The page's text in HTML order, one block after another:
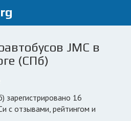
JMC в
(СПб)
с отзывами, рейтингом и